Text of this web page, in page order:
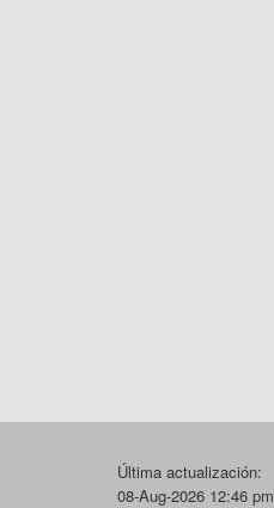
Última actualización:
08-Aug-2026 12:46 pm